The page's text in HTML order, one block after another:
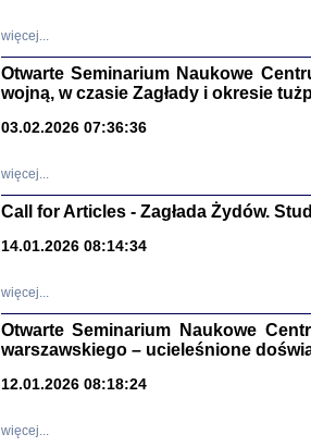
więcej...
Otwarte Seminarium Naukowe
wojną, w czasie Zagłady i okresie
03.02.2026 07:36:36
więcej...
Call for Articles - Zagłada Żydów.
14.01.2026 08:14:34
więcej...
Otwarte Seminarium Naukowe
warszawskiego – ucieleśnione
12.01.2026 08:18:24
więcej...